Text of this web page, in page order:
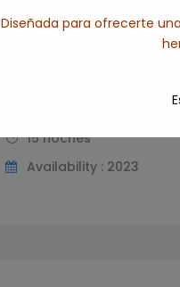
Crucero
15 noches
Availability : 2023
Diseñada para ofrecerte